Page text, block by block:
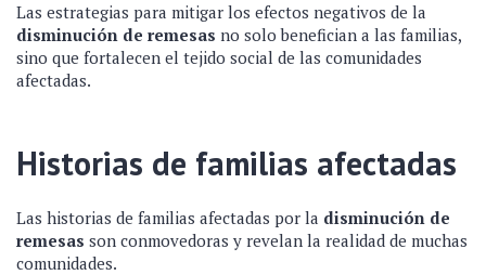
Las estrategias para mitigar los efectos negativos de la
disminución de remesas no solo benefician a las familias,
sino que fortalecen el tejido social de las comunidades
afectadas.
Historias de familias afectadas
Las historias de familias afectadas por la disminución de
remesas son conmovedoras y revelan la realidad de muchas
comunidades.